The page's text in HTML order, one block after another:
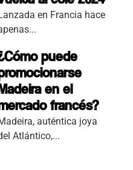
en Francia hace
puede
en el
francés?
auténtica joya
Atlántico,...